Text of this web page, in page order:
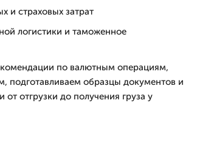
и страховых затрат
логистики и таможенное
по валютным операциям,
подготавливаем образцы документов и
отгрузки до получения груза у